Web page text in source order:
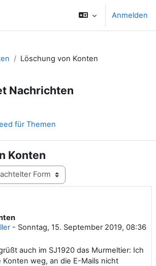
Anmelden
Löschung von Konten
Nachrichten
für Themen
Konten
- Sonntag, 15. September 2019, 08:36
0
auch im SJ1920 das Murmeltier: Ich
Konten weg, an die E-Mails nicht